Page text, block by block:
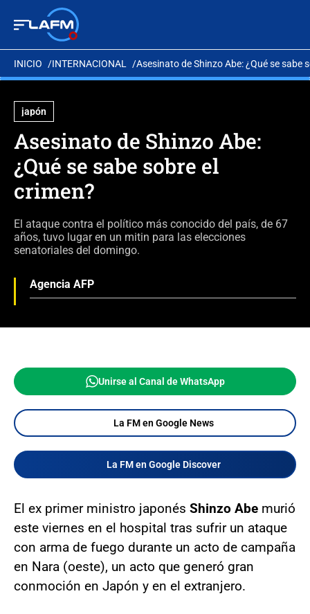
INICIO INTERNACIONAL Asesinato de Shinzo Abe: ¿Qué se sabe
japón
Asesinato de Shinzo Abe:
¿Qué se sabe sobre el
crimen?
El ataque contra el político más conocido del país, de 67
años, tuvo lugar en un mitin para las elecciones
senatoriales del domingo.
Agencia AFP
Unirse al Canal de WhatsApp
La FM en Google News
La FM en Google Discover
El ex primer ministro japonés Shinzo Abe murió
este viernes en el hospital tras sufrir un ataque
con arma de fuego durante un acto de campaña
en Nara (oeste), un acto que generó gran
conmoción en Japón y en el extranjero.